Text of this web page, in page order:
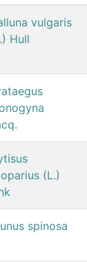
vulgaris
Hull
(L.)
spinosa